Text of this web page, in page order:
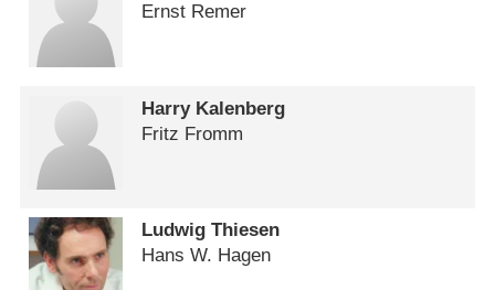
Ernst Remer
Harry Kalenberg
Fritz Fromm
Ludwig Thiesen
Hans W. Hagen